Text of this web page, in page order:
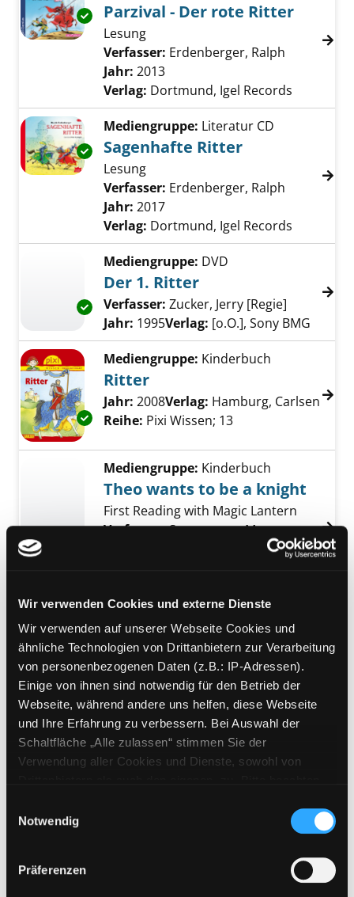
Wir verwenden Cookies und externe Dienste
Wir verwenden auf unserer Webseite Cookies und
ähnliche Technologien von Drittanbietern zur Verarbeitung
von personenbezogenen Daten (z.B.: IP-Adressen).
Einige von ihnen sind notwendig für den Betrieb der
Webseite, während andere uns helfen, diese Webseite
und Ihre Erfahrung zu verbessern. Bei Auswahl der
Schaltfläche „Alle zulassen“ stimmen Sie der
Verwendung aller Cookies und Dienste, sowohl von
Cookies von Drittanbietern, eine Verarbeitung in
unsicheren Drittländern (Länder außerhalb des EWR
ohne adäquates Datenschutzniveau) stattfinden kann. In
diesem Zusammenhang können aktuell Risiken für
Notwendig
Präferenzen
Exemplar-Details von Parzival - Der rote
Parzival - Der rote Ritter
Lesung
Verfasser: Erdenberger, Ralph
Jahr: 2013
Verlag: Dortmund, Igel Records
Exemplar-Details von Sagenhafte Ritter
Mediengruppe: Literatur CD
Sagenhafte Ritter
Lesung
Verfasser: Erdenberger, Ralph
Jahr: 2017
Verlag: Dortmund, Igel Records
Exemplar-Details von Der 1. Ritter anzeigen
Mediengruppe: DVD
Der 1. Ritter
Verfasser: Zucker, Jerry [Regie]
Jahr: 1995Verlag: [o.O.], Sony BMG
Exemplar-Details von Ritter anzeigen
Mediengruppe: Kinderbuch
Ritter
Suche nach diesem Verfasser
Jahr: 2008Verlag: Hamburg, Carlsen
Reihe: Pixi Wissen; 13
Mediengruppe: Kinderbuch
Theo wants to be a knight
First Reading with Magic Lantern
Verfasser:Sauermann, Marcus
Exemplar-Details von Der Ritter ohne
Mediengruppe:Kinderbuch
Der Ritter ohne Socken
Verfasser:Oster, ChristianSuche nach
Jahr: 2010
Verlag:Frankfurt a. M., Moritz
Mediengruppe:Kinderbuch
Forscherhandbuch Ritter
So war es
Exemplar-Details von Forscherhandbuch